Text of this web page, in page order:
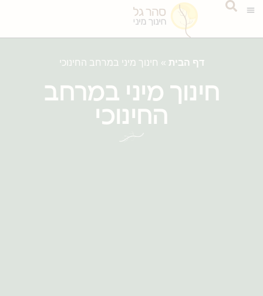
דף הבית » חינוך מיני במרחב החינוכי
חינוך מיני במרחב
החינוכי